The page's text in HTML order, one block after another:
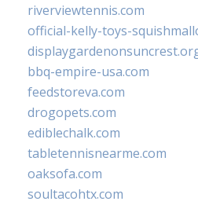
riverviewtennis.com
official-kelly-toys-
bbq-empire-usa.com
feedstoreva.com
drogopets.com
ediblechalk.com
tabletennisnearme.com
oaksofa.com
soultacohtx.com